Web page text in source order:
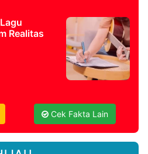
Realitas
Cek Fakta Lain